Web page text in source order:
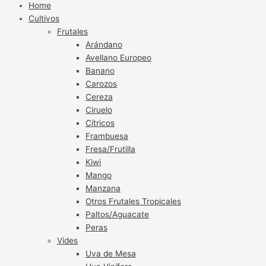
Home
Cultivos
Frutales
Arándano
Avellano Europeo
Banano
Carozos
Cereza
Ciruelo
Cítricos
Frambuesa
Fresa/Frutilla
Kiwi
Mango
Manzana
Otros Frutales Tropicales
Paltos/Aguacate
Peras
Vides
Uva de Mesa